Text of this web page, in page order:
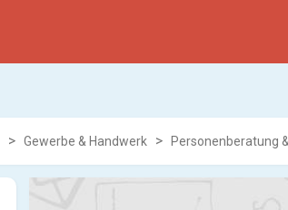
Gewerbe & Handwerk Personenberatung